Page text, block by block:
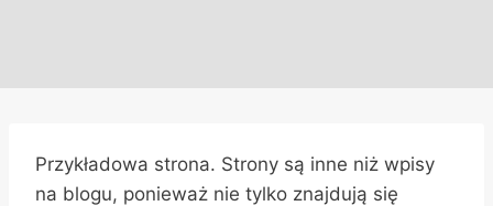
Przykładowa strona. Strony są inne niż wpisy
na blogu, ponieważ nie tylko znajdują się